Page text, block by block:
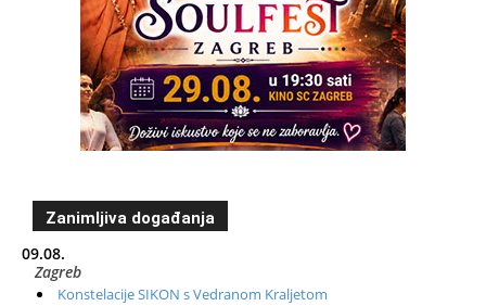
Zanimljiva događanja
09.08.
Zagreb
Konstelacije SIKON s Vedranom Kraljetom